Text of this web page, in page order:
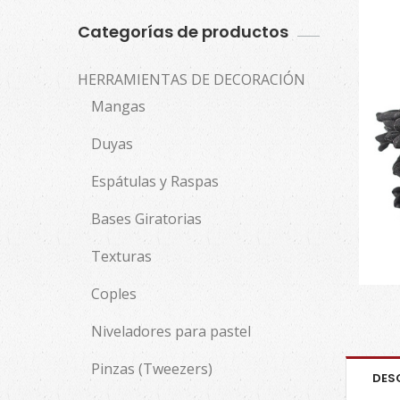
Categorías de productos
HERRAMIENTAS DE DECORACIÓN
Mangas
Duyas
Espátulas y Raspas
Bases Giratorias
Texturas
Coples
Niveladores para pastel
Pinzas (Tweezers)